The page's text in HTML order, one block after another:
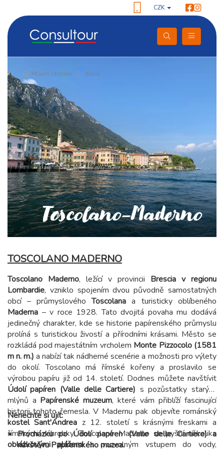
CZK
Hlavní stránka Itálie
Toscolano-Maderno
TOSCOLANO MADERNO
Toscolano Maderno, ležící v provincii Brescia v regionu
Lombardie, vzniklo spojením dvou původně samostatných
obcí – průmyslovéhoToscolana a turisticky oblíbeného
Maderna – v roce 1928. Tato dvojitá povaha mu dodává
jedinečný charakter, kde se historie papírenského průmyslu
prolíná s turistickou živostí a přírodními krásami. Město se
rozkládá pod majestátním vrcholem Monte Pizzocolo (1581
m n. m.) a nabízí tak nádherné scenérie a možnosti pro výlety
do okolí. Toscolano má římské kořeny a proslavilo se
výrobou papíru již od 14. století. Dodnes můžete navštívit
Údolí papíren (Valle delle Cartiere) s pozůstatky starých
mlýnů a Papírenské muzeum, které vám přiblíží fascinující
historii tohoto řemesla. V Madernu pak objevíte románský
kostel Sant'Andrea z 12. století s krásnými freskami a
římskými náhrobky. Toscolano Maderno se pyšní několika
oblázkovými plážemis pozvolným vstupem do vody,
Nenechte si ujít:
Procházku po Údolí papíren (Valle delle Cartiere) a
návštěvu Papírenského muzea.
Pokračování